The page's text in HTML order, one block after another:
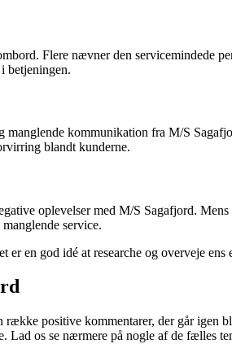
Flere nævner den servicemindede
betjeningen.
manglende kommunikation fra M/S
blandt kunderne.
oplevelser med M/S Sagafjord.
service.
en god idé at researche og overveje
positive kommentarer, der går igen
Lad os se nærmere på nogle af de fælles